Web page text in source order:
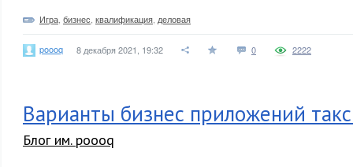
Игра бизнес квалификация деловая
poooq 8 декабря 2021, 19:32 0 2222
Варианты бизнес приложений
Блог им. poooq